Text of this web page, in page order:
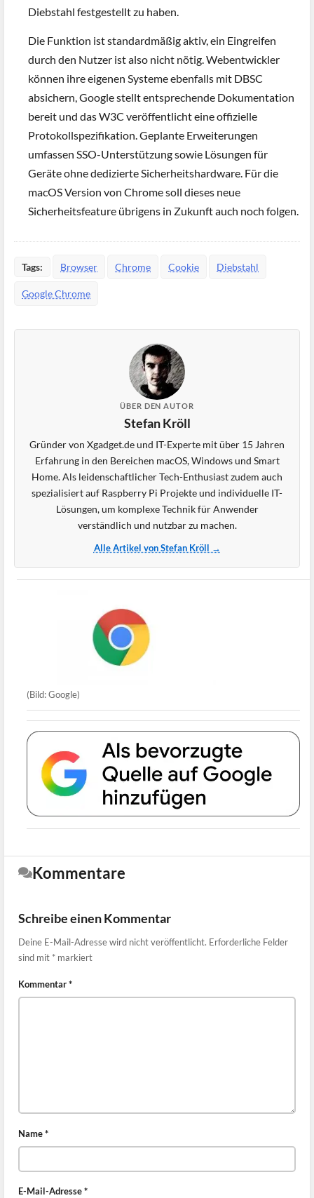
Diebstahl festgestellt zu haben.
Die Funktion ist standardmäßig aktiv, ein Eingreifen
durch den Nutzer ist also nicht nötig. Webentwickler
können ihre eigenen Systeme ebenfalls mit DBSC
absichern, Google stellt entsprechende Dokumentation
bereit und das W3C veröffentlicht eine offizielle
Protokollspezifikation. Geplante Erweiterungen
umfassen SSO-Unterstützung sowie Lösungen für
Geräte ohne dedizierte Sicherheitshardware. Für die
macOS Version von Chrome soll dieses neue
Sicherheitsfeature übrigens in Zukunft auch noch folgen.
Tags: Browser Chrome Cookie Diebstahl
Google Chrome
ÜBER DEN AUTOR
Stefan Kröll
Gründer von Xgadget.de und IT-Experte mit über 15 Jahren
Erfahrung in den Bereichen macOS, Windows und Smart
Home. Als leidenschaftlicher Tech-Enthusiast zudem auch
spezialisiert auf Raspberry Pi Projekte und individuelle IT-
Lösungen, um komplexe Technik für Anwender
verständlich und nutzbar zu machen.
Alle Artikel von Stefan Kröll →
(Bild: Google)
Kommentare
Schreibe einen Kommentar
Deine E-Mail-Adresse wird nicht veröffentlicht. Erforderliche Felder
sind mit * markiert
Kommentar*
Name*
E-Mail-Adresse*